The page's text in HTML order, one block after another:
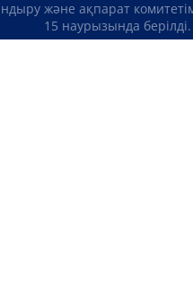
және ақпарат
15 наурызында берілді.